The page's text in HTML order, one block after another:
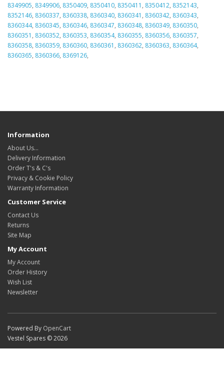
8349905, 8349906, 8350409, 8350410, 8350411 , 8350412, 8352143,
8352146, 8360337, 8360338, 8360340, 8360341 , 8360342, 8360343,
8360344, 8360345, 8360346, 8360347, 8360348, 8360349, 8360350,
8360351 , 8360352, 8360353, 8360354, 8360355, 8360356, 8360357,
8360358, 8360359, 8360360, 8360361 , 8360362, 8360363, 8360364,
8360365, 8360366, 8369126,
Information
About Us…
Delivery Information
Order T's & C's
Privacy & Cookie Policy
Warranty Information
Customer Service
Contact Us
Returns
Site Map
My Account
My Account
Order History
Wish List
Newsletter
Powered By OpenCart
Vestel Spares © 2026